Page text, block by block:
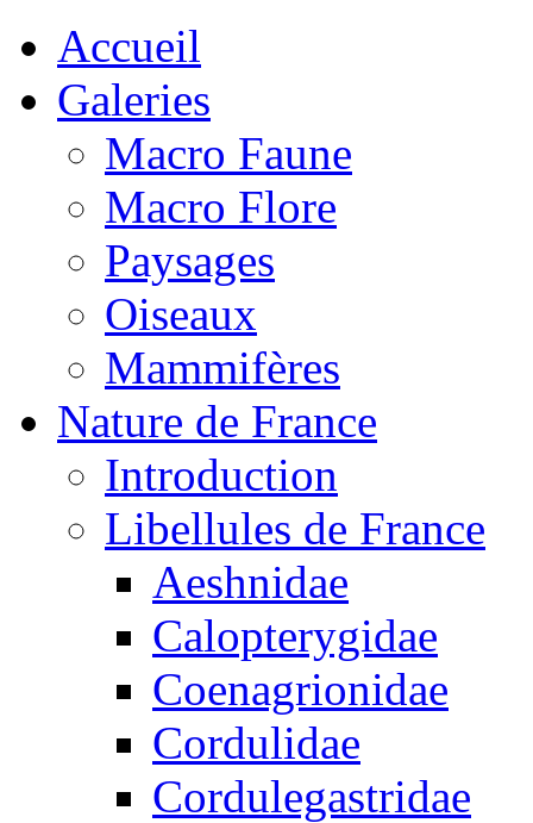
Accueil
Galeries
Macro Faune
Macro Flore
Paysages
Oiseaux
Mammifères
Nature de France
Introduction
Libellules de France
Aeshnidae
Calopterygidae
Coenagrionidae
Cordulidae
Cordulegastridae